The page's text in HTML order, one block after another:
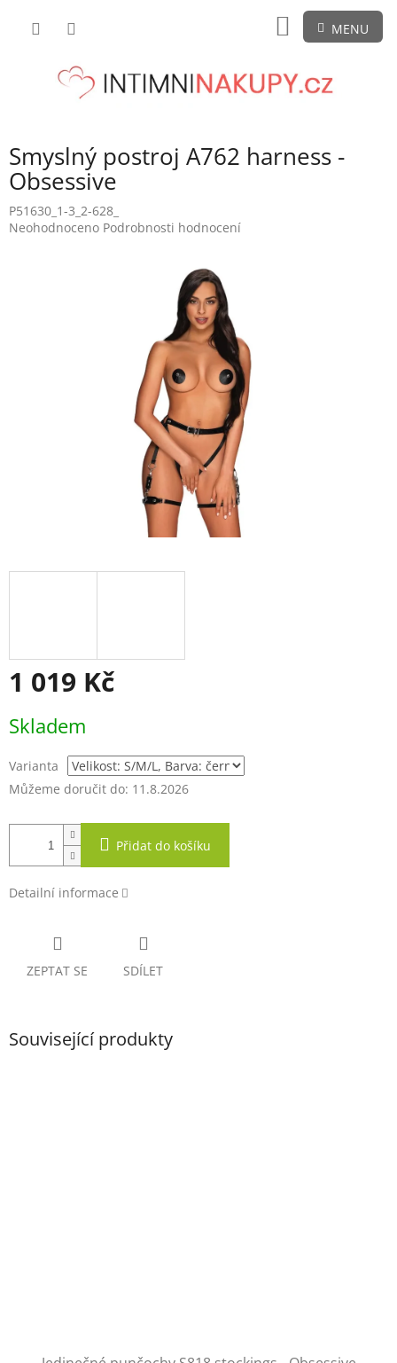
NÁKUPNÍ
KOŠÍK
Smyslný postroj A762 harness -
Obsessive
P51630_1-3_2-628_
Průměrné
Neohodnoceno Podrobnosti hodnocení
1 019 Kč
cena:
Skladem
Varianta
Můžeme doručit do: 11.8.2026
Přidat do košíku
Detailní informace
ZEPTAT SE SDÍLET
Související produkty